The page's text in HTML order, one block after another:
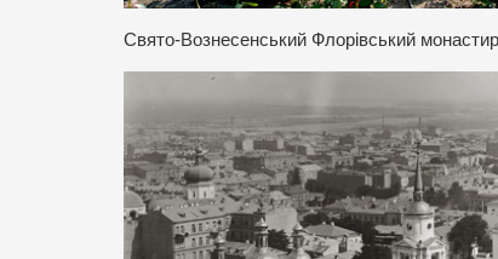
Свято-Вознесенський Флорівський монастир